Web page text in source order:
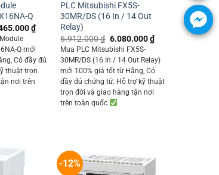
Q
₫.
₫Current
price
4.465.000 ₫.
Q mới
Có đầy đủ
thuật trọn
nơi trên
PLC Mitsubishi FX5S-
30MR/DS (16 In / 14 Out
Relay)
6.912.000₫ Original
price
was:
6.912.000 ₫.
6.080.000₫Current
price
is:
6.080.000 ₫.
Mua PLC Mitsubishi FX5S-
30MR/DS (16 In / 14 Out Relay)
mới 100% giá tốt từ Hãng, Có
đầy đủ chứng từ. Hỗ trợ kỹ thuật
trọn đời và giao hàng tận nơi
trên toàn quốc
-12%